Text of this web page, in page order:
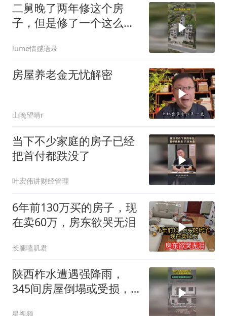
二舅晚了两年修这个房
子，但是修了一个这么独
lume情感语录
房屋养老金无忧解密
山晚望晴r
当下不少家庭的房子已经
把首付都跌没了
叶宏伟讲财经管理
6年前130万买的房子，现
在卖60万，房东欲哭无泪
长腿嗑叽君
陕西柞水遭遇强降雨，
345间房屋倒塌或受损，
星视频